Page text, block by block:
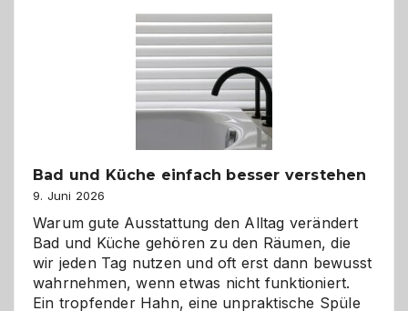
Bad und Küche einfach besser verstehen
9. Juni 2026
Warum gute Ausstattung den Alltag verändert
Bad und Küche gehören zu den Räumen, die
wir jeden Tag nutzen und oft erst dann bewusst
wahrnehmen, wenn etwas nicht funktioniert.
Ein tropfender Hahn, eine unpraktische Spüle